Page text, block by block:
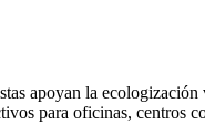
apoyan la
para oficinas, centros